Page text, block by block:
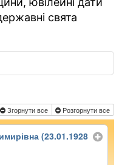
свята
Згорнути все Розгорнути все
(23.01.1928